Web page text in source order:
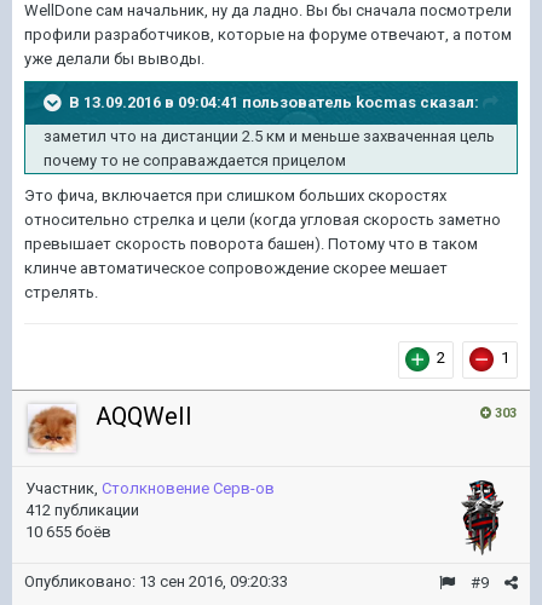
WellDone сам начальник, ну да ладно. Вы бы сначала посмотрели
профили разработчиков, которые на форуме отвечают, а потом
уже делали бы выводы.
В 13.09.2016 в 09:04:41 пользователь kocmas сказал:
заметил что на дистанции 2.5 км и меньше захваченная цель
почему то не соправаждается прицелом
Это фича, включается при слишком больших скоростях
относительно стрелка и цели (когда угловая скорость заметно
превышает скорость поворота башен). Потому что в таком
клинче автоматическое сопровождение скорее мешает
стрелять.
2 1
303
AQQWeII
Участник, Столкновение Серв-ов
412 публикации
10 655 боёв
#9
Опубликовано: 13 сен 2016, 09:20:33